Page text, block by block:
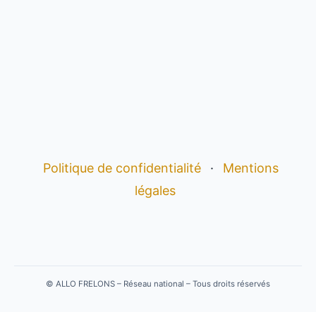
Politique de confidentialité ·
Mentions
légales
© ALLO FRELONS – Réseau national – Tous droits réservés